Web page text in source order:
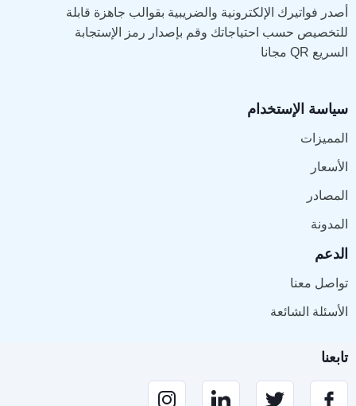
أصدر فواتيرك الإلكترونية والضريبية بقوالب جاهزة قابلة
للتخصيص حسب احتياجاتك وقم بإصدار رمز الإستجابة
السريع QR مجانا
سياسة الإستخدام
المميزات
الأسعار
المصادر
المدونة
الدعم
تواصل معنا
الأسئلة الشائعة
تابعنا